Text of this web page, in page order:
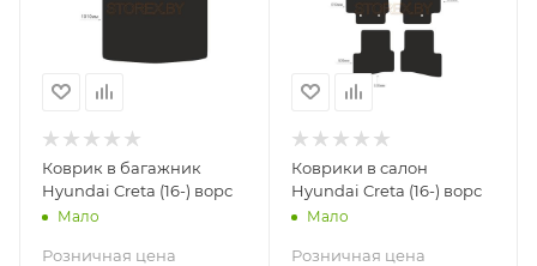
Коврик в багажник
Hyundai Creta (16-) ворс
Мало
Розничная цена
Коврики в салон
Hyundai Creta (16-) ворс
Мало
Розничная цена